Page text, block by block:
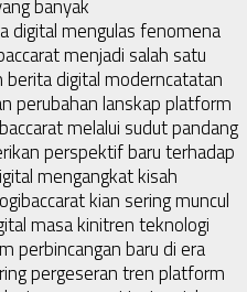
banyak
digital mengulas fenomena
menjadi salah satu
berita digital moderncatatan
perubahan lanskap platform
melalui sudut pandang
perspektif baru terhadap
mengangkat kisah
baccarat kian sering muncul
masa kinitren teknologi
perbincangan baru di era
pergeseran tren platform